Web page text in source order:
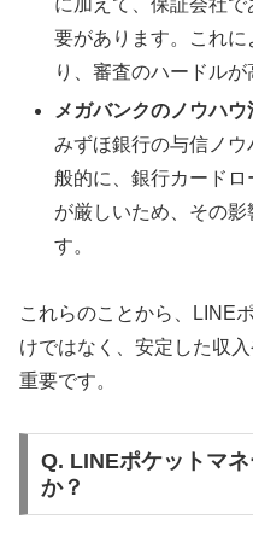
に加えて、保証会社
要があります。これ
り、審査のハードルが
メガバンクのノウハウ
みずほ銀行の与信ノ
般的に、銀行カード
が厳しいため、その
す。
これらのことから、LINE
けではなく、安定した収
重要です。
Q. LINEポケットマ
か？